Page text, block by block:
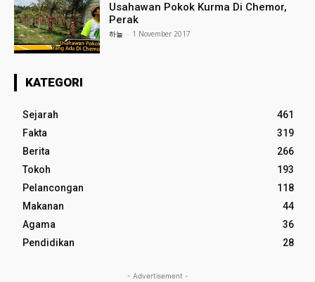
Usahawan Pokok Kurma Di Chemor,
Perak
하늘 - 1 November 2017
KATEGORI
Sejarah
461
Fakta
319
Berita
266
Tokoh
193
Pelancongan
118
Makanan
44
Agama
36
Pendidikan
28
- Advertisement -